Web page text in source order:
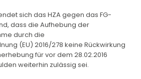
sich das HZA gegen das FG-
dass die Aufhebung der
durch die
(EU) 2016/278 keine Rückwirkung
für vor dem 28.02.2016
weiterhin zulässig sei.